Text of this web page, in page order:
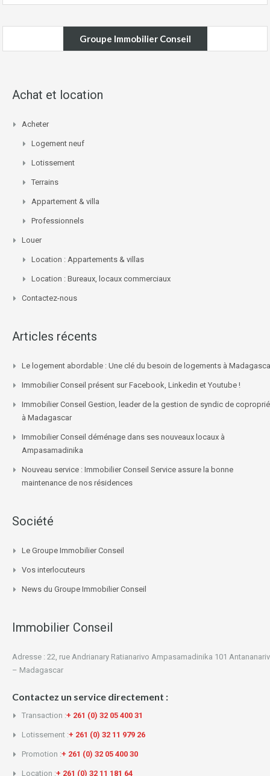
Groupe Immobilier Conseil
Achat et location
Acheter
Logement neuf
Lotissement
Terrains
Appartement & villa
Professionnels
Louer
Location : Appartements & villas
Location : Bureaux, locaux commerciaux
Contactez-nous
Articles récents
Le logement abordable : Une clé du besoin de logements à
Immobilier Conseil présent sur Facebook, Linkedin et Youtube !
Immobilier Conseil Gestion, leader de la gestion de syndic de
à Madagascar
Immobilier Conseil déménage dans ses nouveaux locaux à
Ampasamadinika
Nouveau service : Immobilier Conseil Service assure la bonne
maintenance de nos résidences
Société
Le Groupe Immobilier Conseil
Vos interlocuteurs
News du Groupe Immobilier Conseil
Immobilier Conseil
Adresse : 22, rue Andrianary Ratianarivo Ampasamadinika 101
– Madagascar
Contactez un service directement :
Transaction :+ 261 (0) 32 05 400 31
Lotissement :+ 261 (0) 32 11 979 26
Promotion :+ 261 (0) 32 05 400 30
Location :+ 261 (0) 32 11 181 64